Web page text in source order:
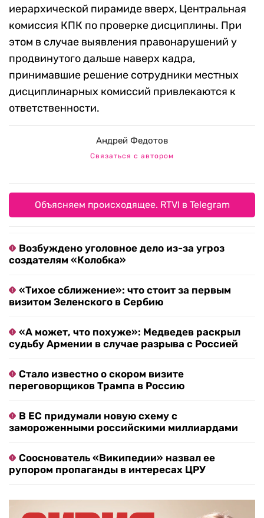
иерархической пирамиде вверх, Центральная
комиссия КПК по проверке дисциплины. При
этом в случае выявления правонарушений у
продвинутого дальше наверх кадра,
принимавшие решение сотрудники местных
дисциплинарных комиссий привлекаются к
ответственности.
Андрей Федотов
Связаться с автором
Объясняем происходящее. RTVI в Telegram
Возбуждено уголовное дело из-за угроз
создателям «Колобка»
«Тихое сближение»: что стоит за первым
визитом Зеленского в Сербию
«А может, что похуже»: Медведев раскрыл
судьбу Армении в случае разрыва с Россией
Стало известно о скором визите
переговорщиков Трампа в Россию
В ЕС придумали новую схему с
замороженными российскими миллиардами
Сооснователь «Википедии» назвал ее
рупором пропаганды в интересах ЦРУ